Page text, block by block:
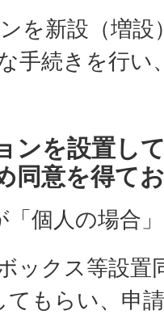
を新設（増設
手続きを行い
ンを設置し
同意を得て
個人の場合」
ックス等設置
てもらい、申